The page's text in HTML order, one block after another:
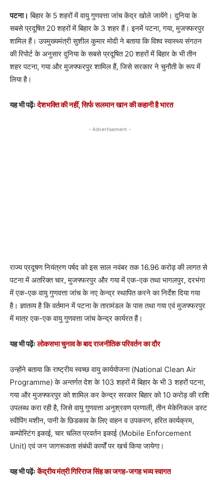
पटना। बिहार के 5 शहरों में वायु गुणवत्ता जांच केंद्र खोले जायेंगे। दुनिया के
सबसे प्रदूषित 20 शहरों में बिहार के 3 शहर हैं। इनमें पटना, गया, मुजफ्फरपुर
शामिल हैं। उपमुख्यमंत्री सुशील कुमार मोदी ने बताया कि विश्व स्वास्थ्य संगठन
की रिपोर्ट के अनुसार दुनिया के सबसे प्रदूषित 20 शहरों में बिहार के भी तीन
शहर पटना, गया और मुजफ्फरपुर शामिल हैं, जिसे सरकार ने चुनौती के रूप में
लिया है।
यह भी पढ़ेंःदेशभक्ति की नहीं, सिर्फ सलमान खान की कहानी है भारत
- Advertisement -
राज्य प्रदूषण नियंत्रण पर्षद को इस साल नवंबर तक 16.96 करोड़ की लागत से
पटना में अतरिक्त चार, मुजफ्फरपुर और गया में एक-एक तथा भागलपुर, दरभंगा
में एक-एक वायु गुणवत्ता जांच के नए केन्द्र स्थापित करने का निर्देश दिया गया
है। ज्ञातव्य है कि वर्तमान में पटना के तारामंडल के पास तथा गया एवं मुजफ्फरपुर
में मात्र एक-एक वायु गुणवत्ता जांच केन्द्र कार्यरत हैं।
यह भी पढ़ेंःलोकसभा चुनाव के बाद राजनीतिक परिवर्तन का दौर
उन्होंने बताया कि राष्ट्रीय स्वच्छ वायु कार्ययोजना (National Clean Air
Programme) के अन्तर्गत देश के 103 शहरों में बिहार के भी 3 शहरों पटना,
गया और मुजफ्फरपुर को शामिल कर केन्द्र सरकार बिहार को 10 करोड़ की राशि
उपलब्ध करा रही है, जिसे वायु गुणवत्ता अनुश्रवण प्रणाली, तीन मेकेनिकल डस्ट
स्वीपिंग मशीन, पानी के छिडकाव के लिए वाहन व उपकरण, हरित कार्यक्रम,
कम्पोस्टिंग इकाई, चार चलित प्रवर्तन इकाई (Mobile Enforcement
Unit) एवं जन जागरूकता संबंधी कार्यों पर खर्च किया जायेगा।
यह भी पढ़ेंःकेंद्रीय मंत्री गिरिराज सिंह का जगह-जगह भव्य स्वागत